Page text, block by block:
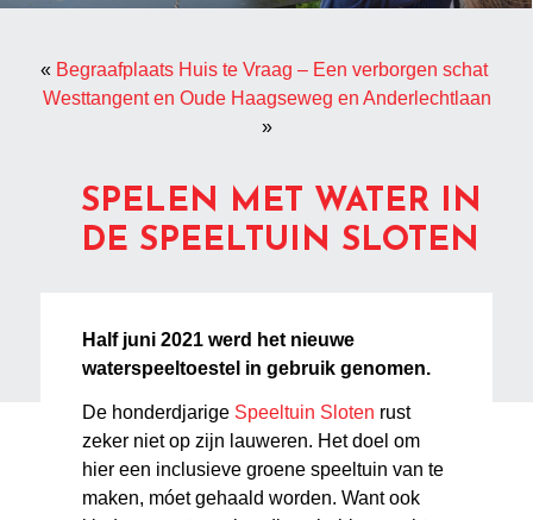
« Begraafplaats Huis te Vraag – Een verborgen schat
Westtangent en Oude Haagseweg en Anderlechtlaan
»
SPELEN MET WATER IN
DE SPEELTUIN SLOTEN
Half juni 2021 werd het nieuwe
waterspeeltoestel in gebruik genomen.
De honderdjarige Speeltuin Sloten rust
zeker niet op zijn lauweren. Het doel om
hier een inclusieve groene speeltuin van te
maken, móet gehaald worden. Want ook